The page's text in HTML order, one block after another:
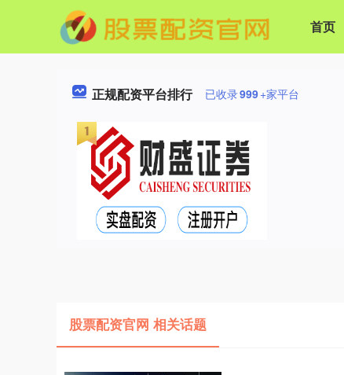
首页
正规配资平台排行 已收录999+家平台
股票配资官网 相关话题